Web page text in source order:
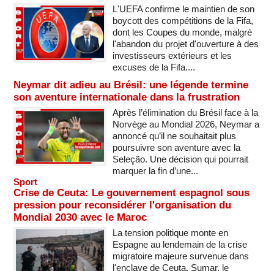
L'UEFA confirme le maintien de son
boycott des compétitions de la Fifa,
dont les Coupes du monde, malgré
l'abandon du projet d'ouverture à des
investisseurs extérieurs et les
excuses de la Fifa....
Neymar dit adieu au Brésil: une légende termine
son aventure internationale dans la frustration
Après l’élimination du Brésil face à la
Norvège au Mondial 2026, Neymar a
annoncé qu’il ne souhaitait plus
poursuivre son aventure avec la
Seleção. Une décision qui pourrait
marquer la fin d’une...
Sport
Crise de Ceuta: Le gouvernement espagnol sous
pression pour reconsidérer l'organisation du
Mondial 2030 avec le Maroc
La tension politique monte en
Espagne au lendemain de la crise
migratoire majeure survenue dans
l'enclave de Ceuta. Sumar, le